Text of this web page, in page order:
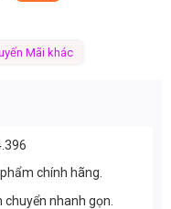
Mãi khác
chính hãng.
nhanh gọn.